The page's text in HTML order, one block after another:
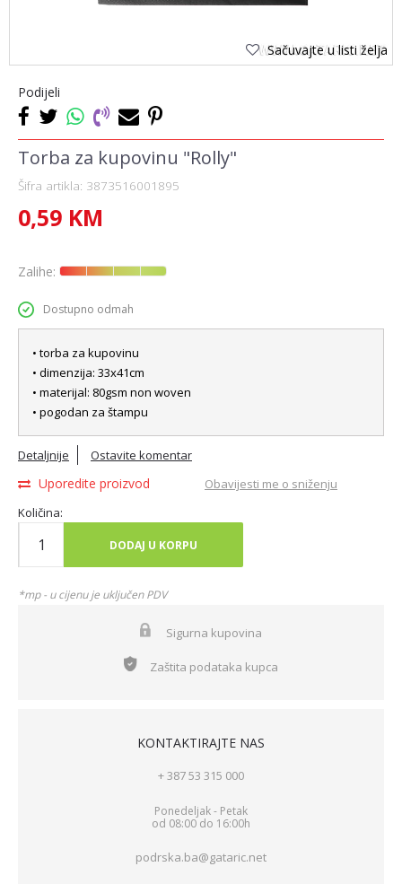
Sačuvajte u listi želja
Podijeli
Torba za kupovinu "Rolly"
Šifra artikla: 3873516001895
0,59 KM
Zalihe:
Dostupno odmah
• torba za kupovinu
• dimenzija: 33x41cm
• materijal: 80gsm non woven
• pogodan za štampu
Detaljnije Ostavite komentar
Uporedite proizvod
Obavijesti me o sniženju
Količina:
DODAJ U KORPU
*mp - u cijenu je uključen PDV
Sigurna kupovina
Zaštita podataka kupca
KONTAKTIRAJTE NAS
+ 387 53 315 000
Ponedeljak - Petak
od 08:00 do 16:00h
podrska.ba@gataric.net